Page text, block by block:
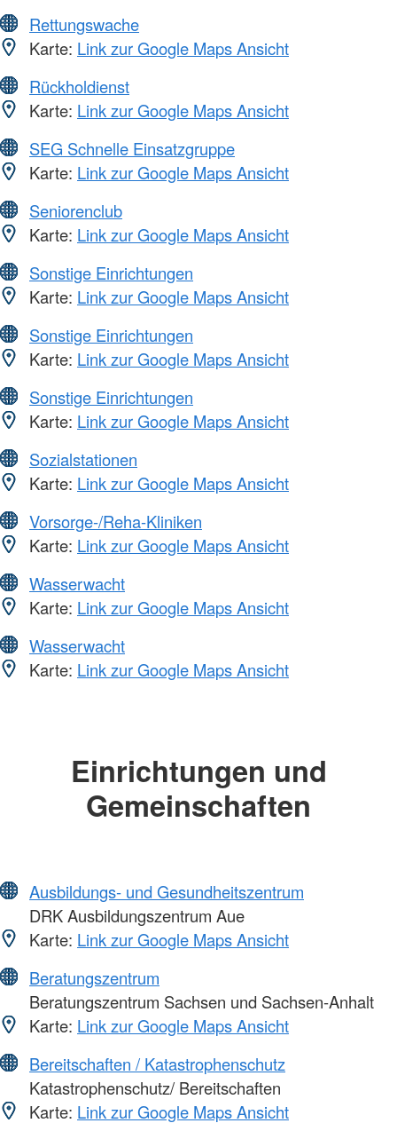
Rettungswache
Karte: Link zur Google Maps Ansicht
Rückholdienst
Karte: Link zur Google Maps Ansicht
SEG Schnelle Einsatzgruppe
Karte: Link zur Google Maps Ansicht
Seniorenclub
Karte: Link zur Google Maps Ansicht
Sonstige Einrichtungen
Karte: Link zur Google Maps Ansicht
Sonstige Einrichtungen
Karte: Link zur Google Maps Ansicht
Sonstige Einrichtungen
Karte: Link zur Google Maps Ansicht
Sozialstationen
Karte: Link zur Google Maps Ansicht
Vorsorge-/Reha-Kliniken
Karte: Link zur Google Maps Ansicht
Wasserwacht
Karte: Link zur Google Maps Ansicht
Wasserwacht
Karte: Link zur Google Maps Ansicht
Einrichtungen und
Gemeinschaften
Ausbildungs- und Gesundheitszentrum
DRK Ausbildungszentrum Aue
Karte: Link zur Google Maps Ansicht
Beratungszentrum
Beratungszentrum Sachsen und Sachsen-Anhalt
Karte: Link zur Google Maps Ansicht
Bereitschaften / Katastrophenschutz
Katastrophenschutz/ Bereitschaften
Karte: Link zur Google Maps Ansicht